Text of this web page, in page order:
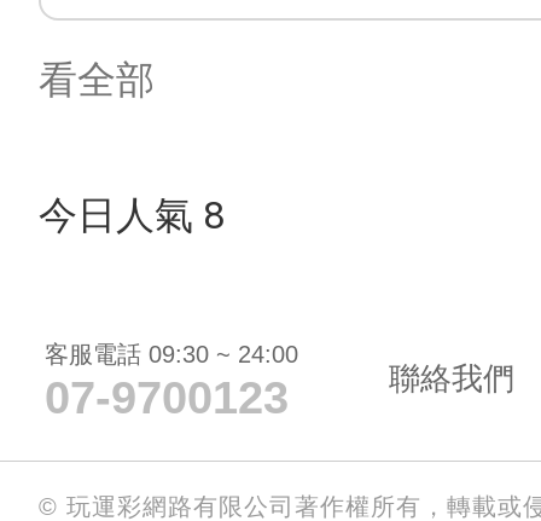
看全部
今日人氣 8
客服電話 09:30 ~ 24:00
07-9700123 聯絡我們
© 玩運彩網路有限公司著作權所有，轉載或